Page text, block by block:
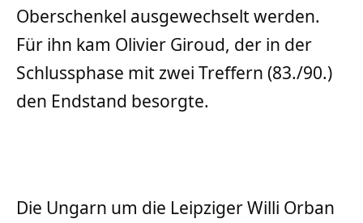
Oberschenkel ausgewechselt werden.
Für ihn kam Olivier Giroud, der in der
Schlussphase mit zwei Treffern (83./90.)
den Endstand besorgte.
Die Ungarn um die Leipziger Willi Orban